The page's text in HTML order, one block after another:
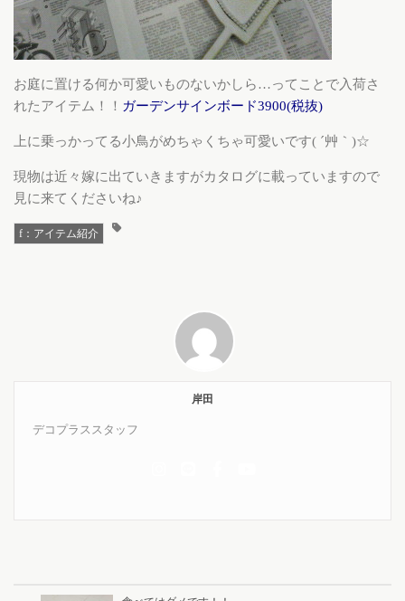
お庭に置ける何か可愛いものないかしら…ってことで入荷さ
れたアイテム！！ ガーデンサインボード3900(税抜)
上に乗っかってる小鳥がめちゃくちゃ可愛いです( ´艸｀)☆
現物は近々嫁に出ていきますがカタログに載っていますので
見に来てくださいね♪
f：アイテム紹介
岸田
デコプラススタッフ